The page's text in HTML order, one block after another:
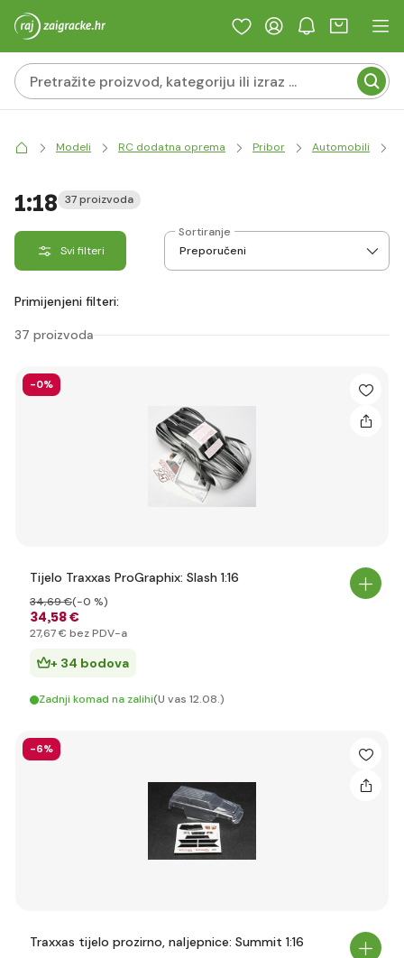
Modeli RC dodatna oprema Pribor Automobili
1:18 37 proizvoda
Svi filteri
Sortiranje
Primijenjeni filteri:
37 proizvoda
-0%
Tijelo Traxxas ProGraphix: Slash 1:16
34,58 €
34,69 €(-0 %)
27,67 € bez PDV-a
+ 34 bodova
Zadnji komad na zalihi(U vas 12.08.)
-6%
Traxxas tijelo prozirno, naljepnice: Summit 1:16